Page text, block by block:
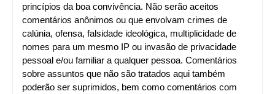
princípios da boa convivência. Não serão aceitos
comentários anônimos ou que envolvam crimes de
calúnia, ofensa, falsidade ideológica, multiplicidade de
nomes para um mesmo IP ou invasão de privacidade
pessoal e/ou familiar a qualquer pessoa. Comentários
sobre assuntos que não são tratados aqui também
poderão ser suprimidos, bem como comentários com